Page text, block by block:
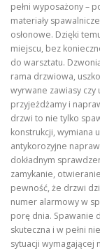
pełni wyposażony –
materiały
osłonowe. Dzięki
miejscu, bez
do warsztatu.
rama drzwiowa,
wyrwane zawiasy
przyjeżdżamy i
drzwi to nie tylko
konstrukcji, wymiana
antykorozyjne
dokładnym
zamykanie,
pewność, że drzwi
numer alarmowy w
porę dnia. Spawanie
skuteczna i w pełni
sytuacji wymagającej